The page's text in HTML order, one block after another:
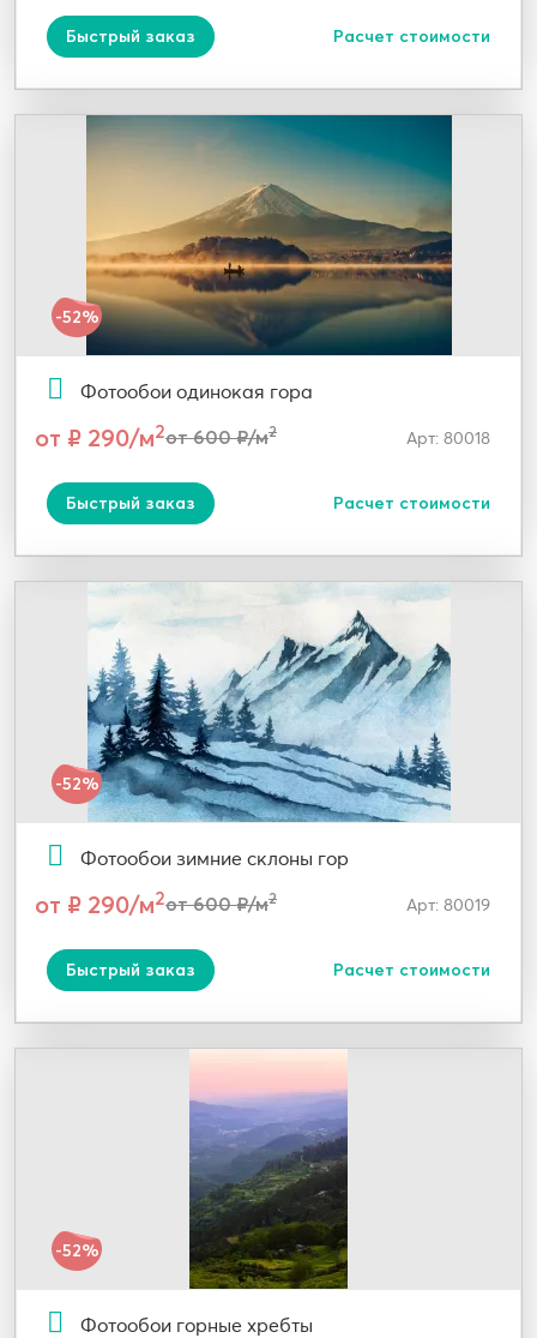
Быстрый заказ Расчет стоимости
-52%
Фотообои одинокая гора
от ₽ 290/м2от 600 ₽/м2 Арт: 80018
Быстрый заказ Расчет стоимости
-52%
Фотообои зимние склоны гор
от ₽ 290/м2от 600 ₽/м2 Арт: 80019
Быстрый заказ Расчет стоимости
-52%
Фотообои горные хребты